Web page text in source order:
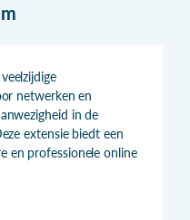
netwerken en
in de
extensie biedt een
en professionele online